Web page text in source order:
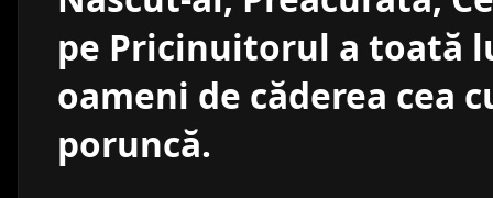
pe Pricinuitorul a toată
oameni de căderea cea
poruncă.